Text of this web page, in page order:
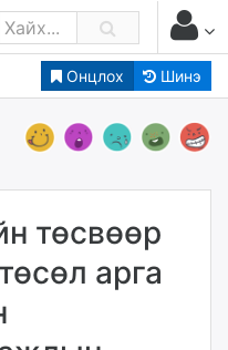
Онцлох Шинэ
төсвөөр
арга